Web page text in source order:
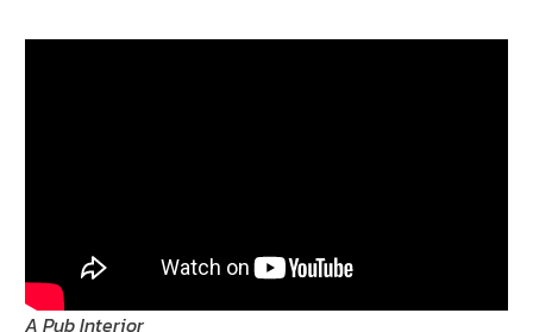
A Pub Interior